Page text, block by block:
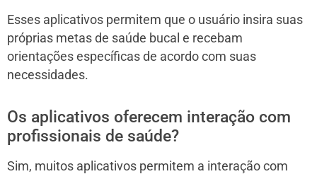
Esses aplicativos permitem que o usuário insira suas
próprias metas de saúde bucal e recebam
orientações específicas de acordo com suas
necessidades.
Os aplicativos oferecem interação com
profissionais de saúde?
Sim, muitos aplicativos permitem a interação com